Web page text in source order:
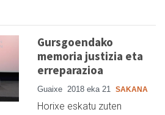
Gursgoendako
memoria justizia eta
erreparazioa
Guaixe 2018 eka 21 SAKANA
Horixe eskatu zuten